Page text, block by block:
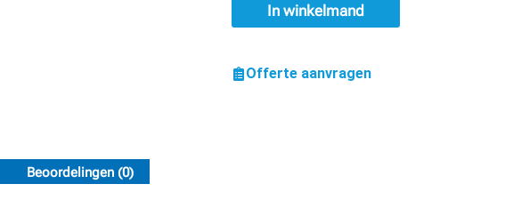
In winkelmand
Offerte aanvragen
Beoordelingen (0)